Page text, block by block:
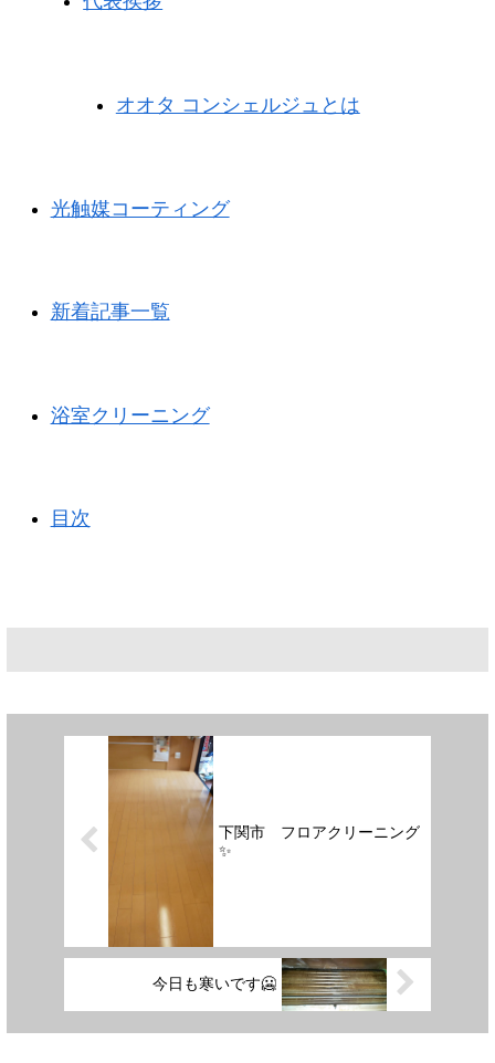
オオタ コンシェルジュとは
光触媒コーティング
新着記事一覧
浴室クリーニング
目次
下関市 フロアクリーニング
✨
今日も寒いです🥶